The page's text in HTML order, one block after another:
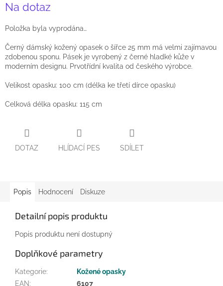
cena:
Na dotaz
Položka byla vyprodána…
Černý dámský kožený opasek o šířce 25 mm má velmi zajímavou
zdobenou sponu. Pásek je vyrobený z černé hladké kůže v
moderním designu. Prvotřídní kvalita od českého výrobce.
Velikost opasku: 100 cm (délka ke třetí dírce opasku)
Celková délka opasku: 115 cm
DOTAZ HLÍDACÍ PES SDÍLET
Popis Hodnocení Diskuze
Detailní popis produktu
Popis produktu není dostupný
Doplňkové parametry
Kategorie:
Kožené opasky
EAN: 6107